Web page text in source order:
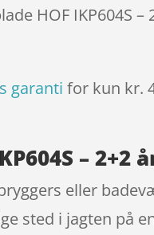
HOF IKP604S
garanti for kun kr.
– 2+2
eller
sted i jagten på